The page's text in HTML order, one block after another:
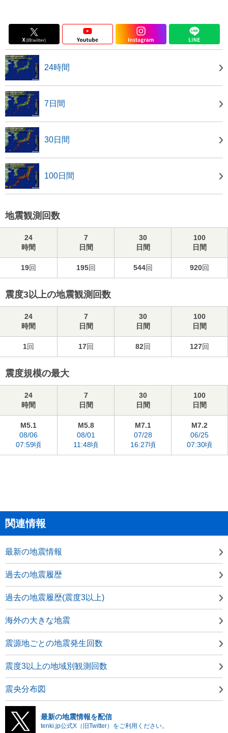
24時間
7日間
30日間
100日間
地震観測回数
24
時間
7
日間
30
日間
100
日間
19回 195回 544回 920回
震度3以上の地震観測回数
24
時間
7
日間
30
日間
100
日間
1回 17回 82回 127回
震度規模の最大
24
時間
7
日間
30
日間
100
日間
M5.1
08/06
07:59頃
M5.8
08/01
11:48頃
M7.1
07/28
16:27頃
M7.2
06/25
07:30頃
関連情報
最新の地震情報
過去の地震履歴
過去の地震履歴(震度3以上)
海外の大きな地震
震源地ごとの地震発生回数
震度3以上の地域別観測回数
震央分布図
最新の地震情報を配信
tenki.jp公式X（旧Twitter）をご利用ください。